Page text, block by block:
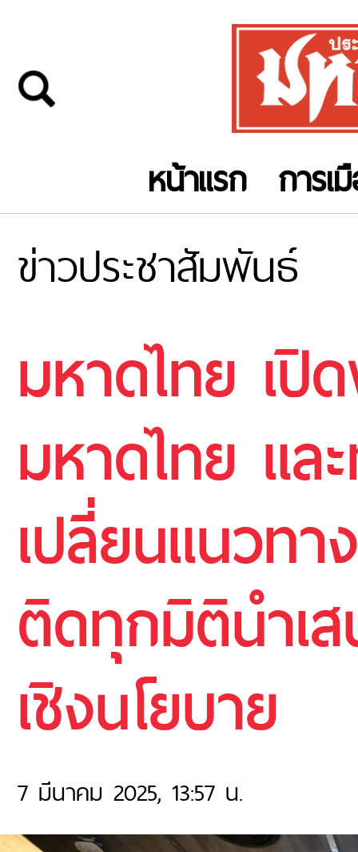
หน้าแรก การเ
ข่าวประชาสัมพันธ์
มหาดไทย เ
มหาดไทย แล
เปลี่ยนแนวท
ติดทุกมิตินำเ
เชิงนโยบาย
7 มีนาคม 2025, 13:57 น.